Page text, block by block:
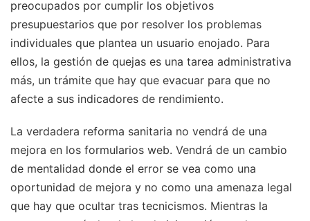
preocupados por cumplir los objetivos
presupuestarios que por resolver los problemas
individuales que plantea un usuario enojado. Para
ellos, la gestión de quejas es una tarea administrativa
más, un trámite que hay que evacuar para que no
afecte a sus indicadores de rendimiento.
La verdadera reforma sanitaria no vendrá de una
mejora en los formularios web. Vendrá de un cambio
de mentalidad donde el error se vea como una
oportunidad de mejora y no como una amenaza legal
que hay que ocultar tras tecnicismos. Mientras la